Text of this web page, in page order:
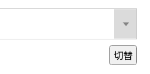
切替